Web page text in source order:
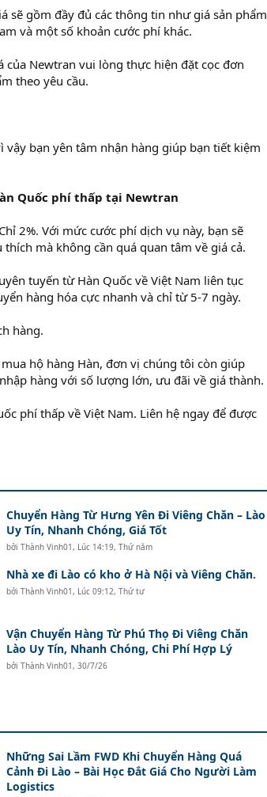
sẽ gồm đầy đủ các thông tin như giá sản phẩm
và một số khoản cước phí khác.
của Newtran vui lòng thực hiện đặt cọc đơn
theo yêu cầu.
bạn yên tâm nhận hàng giúp bạn tiết kiệm
Quốc phí thấp tại Newtran
2%. Với mức cước phí dịch vụ này, bạn sẽ
mà không cần quá quan tâm về giá cả.
tuyến từ Hàn Quốc về Việt Nam liên tục
hàng hóa cực nhanh và chỉ từ 5-7 ngày.
hàng.
hộ hàng Hàn, đơn vị chúng tôi còn giúp
hàng với số lượng lớn, ưu đãi về giá thành.
phí thấp về Việt Nam. Liên hệ ngay để được
Chuyển Hàng Từ Hưng Yên Đi Viêng Chăn – Lào
Uy Tín, Nhanh Chóng, Giá Tốt
bởi Thành Vinh01, Lúc 14:19, Thứ năm
Nhà xe đi Lào có kho ở Hà Nội và Viêng Chăn.
bởi Thành Vinh01, Lúc 09:12, Thứ tư
Vận Chuyển Hàng Từ Phú Thọ Đi Viêng Chăn
Lào Uy Tín, Nhanh Chóng, Chi Phí Hợp Lý
bởi Thành Vinh01, 30/7/26
Những Sai Lầm FWD Khi Chuyển Hàng Quá
Cảnh Đi Lào – Bài Học Đắt Giá Cho Người Làm
Logistics